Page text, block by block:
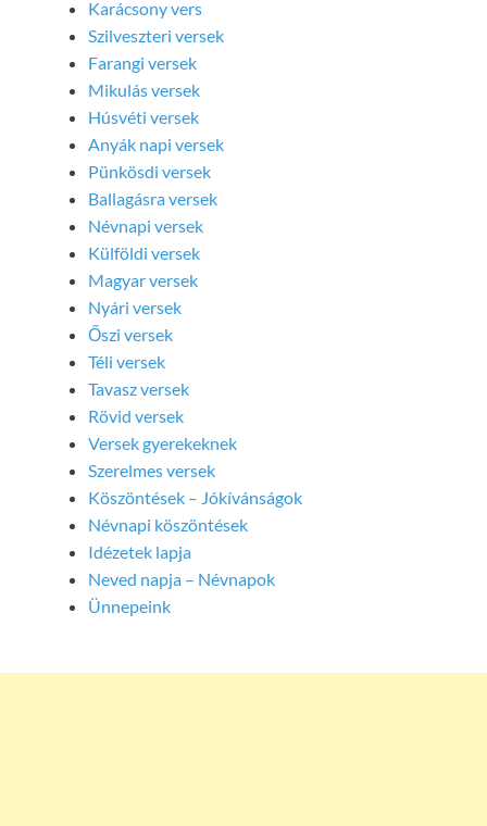
Karácsony vers
Szilveszteri versek
Farangi versek
Mikulás versek
Húsvéti versek
Anyák napi versek
Pünkösdi versek
Ballagásra versek
Névnapi versek
Külföldi versek
Magyar versek
Nyári versek
Őszi versek
Téli versek
Tavasz versek
Rövid versek
Versek gyerekeknek
Szerelmes versek
Köszöntések – Jókívánságok
Névnapi köszöntések
Idézetek lapja
Neved napja – Névnapok
Ünnepeink